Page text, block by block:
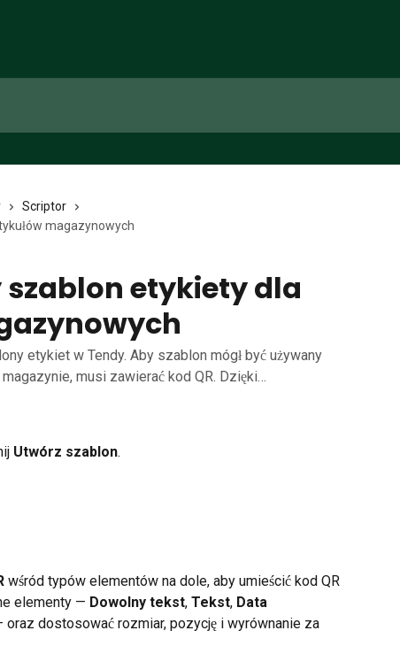
Scriptor
magazynowych
szablon etykiety dla
etykiet w Tendy. Aby szablon mógł być używany
musi zawierać kod QR. Dzięki…
Utwórz szablon.
wśród typów elementów na dole, aby umieścić kod QR
elementy — Dowolny tekst, Tekst, Data
oraz dostosować rozmiar, pozycję i wyrównanie za